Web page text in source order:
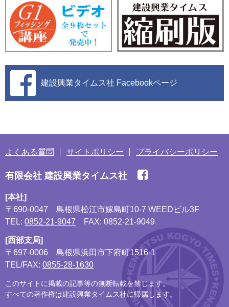
建設興業タイムス社 Facebookページ
よくある質問 サイトポリシー プライバシーポリシー
有限会社 建設興業タイムス社
[本社]
〒690-0047
島根県松江市嫁島町10-7 WEEDビル3F
TEL: 0852-21-9047 FAX: 0852-21-9049
[西部支局]
〒697-0006
島根県浜田市下府町1516-1
TEL/FAX: 0855-28-1630
このサイトに掲載の記事等の無断転載を禁じます。
すべての著作権は建設興業タイムス社に帰属します。